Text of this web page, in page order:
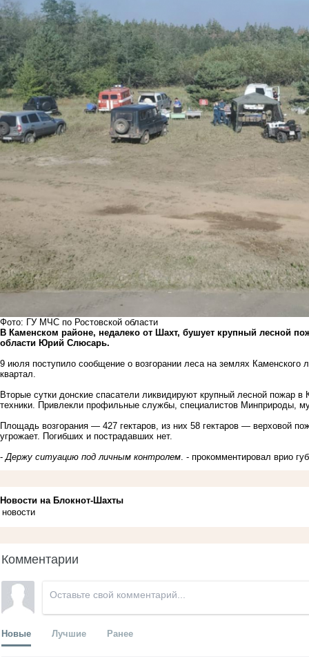
Фото: ГУ МЧС по Ростовской области
В Каменском районе, недалеко от Шахт, бушует крупный лесной
области Юрий Слюсарь.
9 июля поступило сообщение о возгорании леса на землях Каменского
квартал.
Вторые сутки донские спасатели ликвидируют крупный лесной пожар
техники. Привлекли профильные службы, специалистов Минприроды,
Площадь возгорания — 427 гектаров, из них 58 гектаров — верховой
угрожает. Погибших и пострадавших нет.
- Держу ситуацию под личным контролем . - прокомментировал врио
Новости на Блoкнoт-Шахты
новости
Комментарии
Новые Лучшие Ранее